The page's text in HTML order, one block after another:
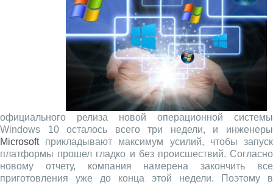
официального релиза новой операционной системы
Windows 10 осталось всего три недели, и инженеры
Microsoftприкладывают максимум усилий, чтобы запуск
платформы прошел гладко и без происшествий. Согласно
новому отчету, компания намерена закончить все
приготовления уже до конца этой недели. Поэтому в